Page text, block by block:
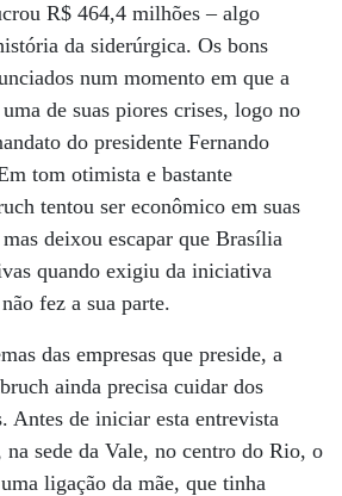
R$ 464,4 milhões – algo
da siderúrgica. Os bons
num momento em que a
de suas piores crises, logo no
do presidente Fernando
tom otimista e bastante
tentou ser econômico em suas
deixou escapar que Brasília
quando exigiu da iniciativa
fez a sua parte.
das empresas que preside, a
ainda precisa cuidar dos
Antes de iniciar esta entrevista
sede da Vale, no centro do Rio, o
ligação da mãe, que tinha